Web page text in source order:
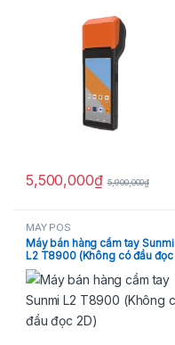
5,500,000₫ 5,900,000₫
MÁY POS
Máy bán hàng cầm tay Sunmi
L2 T8900 (Không có đầu đọc
2D)